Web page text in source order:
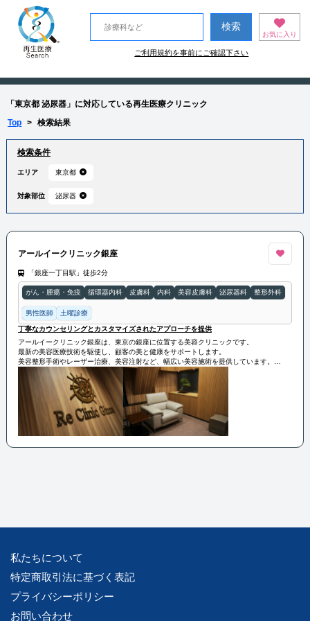
お気に入り
ご利用規約を事前にご確認下さい
「東京都 泌尿器」に対応している再生医療クリニック
Top > 検索結果
検索条件
エリア 東京都
対象部位 泌尿器
アールイークリニック銀座
「銀座一丁目駅」徒歩2分
がん・腫瘍・免疫 循環器内科 皮膚科 内科 美容皮膚科 泌尿器科 整形外科
男性医師 土曜診療
丁寧なカウンセリングとカスタマイズされたアプローチを提供
アールイークリニック銀座は、東京の銀座に位置する美容クリニックです。
最新の美容医療技術を駆使し、顧客の美と健康をサポートします。
美容整形手術やレーザー治療、美容注射など、幅広い美容施術を提供しています。
個々のお客様の要望やニーズに合わせて、丁寧なカウンセリングとカスタマイズされた
アプローチを提供し、安全で効果的な結果を目指しています。
私たちについて
特定商取引法に基づく表記
プライバシーポリシー
お問い合わせ